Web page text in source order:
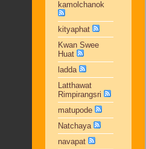
kamolchanok
kityaphat
Kwan Swee
Huat
ladda
Latthawat
Rimpirangsri
matupode
Natchaya
navapat